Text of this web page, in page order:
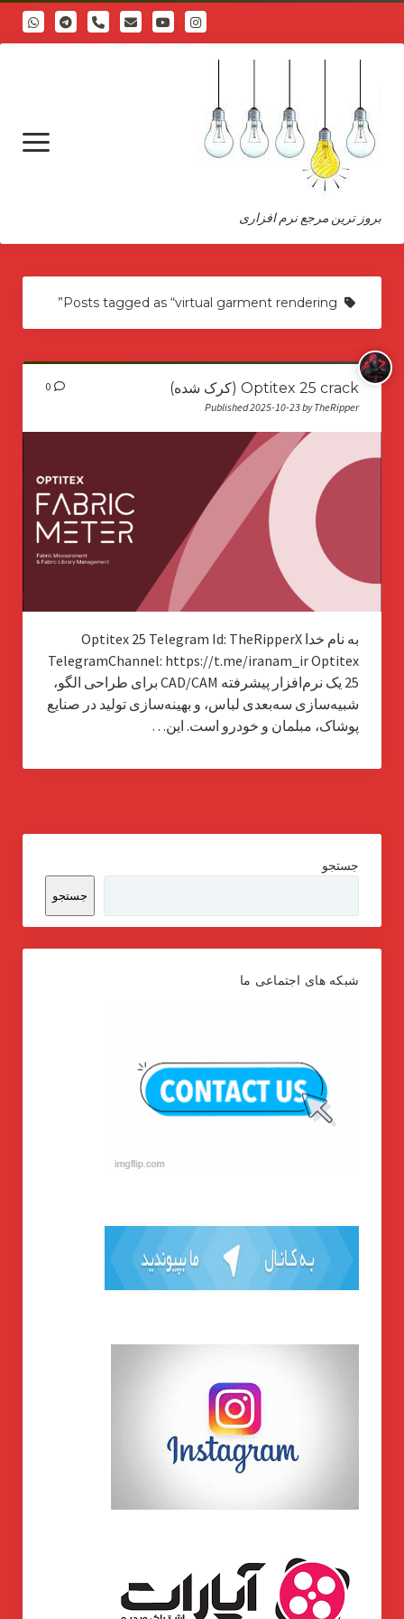
phone
بروز ترین مرجع نرم افزاری
open
menu
درباره
Optitex 25 crack (کرک شده)
Published 2025-10-23 by TheRipper
0
به نام خدا Optitex 25 Telegram Id: TheRipperX
TelegramChannel: https://t.me/iranam_ir Optitex
25 یک نرم‌افزار پیشرفته CAD/CAM برای طراحی الگو،
شبیه‌سازی سه‌بعدی لباس، و بهینه‌سازی تولید در صنایع
پوشاک، مبلمان و خودرو است. این…
جستجو
جستجو
شبکه های اجتماعی ما